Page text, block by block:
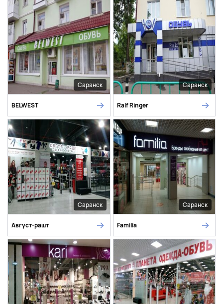
Саранск
BELWEST
Саранск
Ralf Ringer
Саранск
Август-рашт
Саранск
Familia